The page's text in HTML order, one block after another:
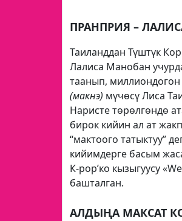
ПРАНПРИЯ –
Таиланддан Түштүк
Лалиса Манобан
таанып, миллиондогон
(макнэ) мүчөсү Лиса
Наристе төрөлгөндө
бирок кийин ал ат
“мактоого татыктуу”
кийимдерге басым
К-рор’ко кызыгуусу
башталган.
АЛДЫҢА МАКСАТ